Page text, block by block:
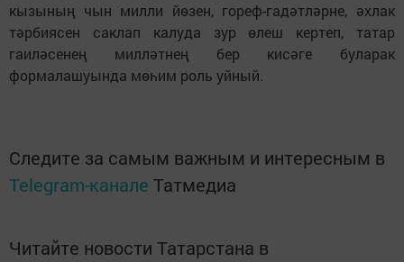
кызының чын милли йөзен, гореф-гадәтләрне, әхлак
тәрбиясен саклап калуда зур өлеш кертеп, татар
гаиләсенең милләтнең бер кисәге буларак
формалашуында мөһим роль уйный.
Следите за самым важным и интересным в
Telegram-канале Татмедиа
Читайте новости Татарстана в